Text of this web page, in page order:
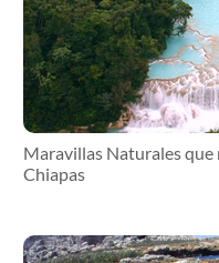
Maravillas Naturales que
Chiapas